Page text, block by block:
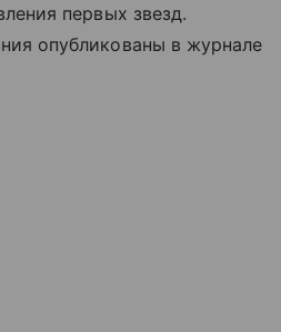
первых звезд.
опубликованы в журнале